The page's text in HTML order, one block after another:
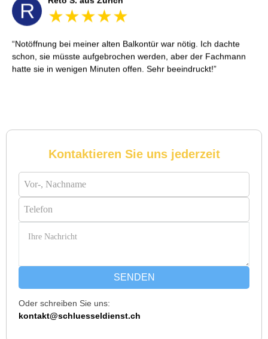
R
Notöffnung bei meiner alten Balkontür war nötig. Ich dachte
schon, sie müsste aufgebrochen werden, aber der Fachmann
hatte sie in wenigen Minuten offen. Sehr beeindruckt!
Service rufen. Techniker war schnell da, aber das Ersatzteil
Trotzdem zufrieden.
Daniel W. aus Uster
Die Tür wurde ohne Kratzer geöffnet, nur der Preis war leicht
Kontaktieren Sie uns jederzeit
SENDEN
Oder schreiben Sie uns:
kontakt@schluesseldienst.ch